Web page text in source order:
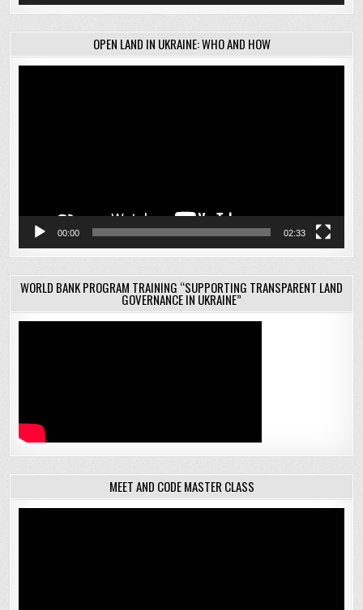
OPEN LAND IN UKRAINE: WHO AND HOW
00:00 02:33
WORLD BANK PROGRAM TRAINING “SUPPORTING TRANSPARENT LAND
GOVERNANCE IN UKRAINE”
MEET AND CODE MASTER CLASS